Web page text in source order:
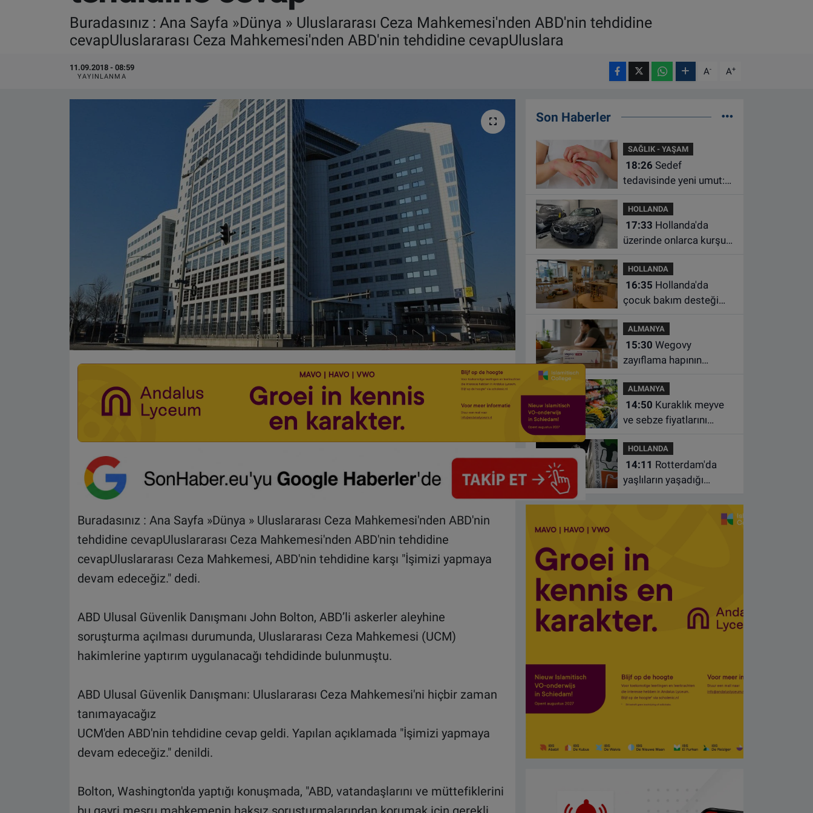
Buradasınız : Ana Sayfa »Dünya » Uluslararası Ceza Mahkemesi'nden ABD'nin tehdidine
cevapUluslararası Ceza Mahkemesi'nden ABD'nin tehdidine cevapUluslara
11.09.2018 - 08:59
YAYINLANMA A- A+
Buradasınız : Ana Sayfa »Dünya » Uluslararası Ceza Mahkemesi'nden ABD'nin
tehdidine cevapUluslararası Ceza Mahkemesi'nden ABD'nin tehdidine
cevapUluslararası Ceza Mahkemesi, ABD'nin tehdidine karşı "İşimizi yapmaya
devam edeceğiz." dedi.
ABD Ulusal Güvenlik Danışmanı John Bolton, ABD’li askerler aleyhine
soruşturma açılması durumunda, Uluslararası Ceza Mahkemesi (UCM)
hakimlerine yaptırım uygulanacağı tehdidinde bulunmuştu.
ABD Ulusal Güvenlik Danışmanı: Uluslararası Ceza Mahkemesi'ni hiçbir zaman
tanımayacağız
UCM'den ABD'nin tehdidine cevap geldi. Yapılan açıklamada "İşimizi yapmaya
devam edeceğiz." denildi.
Bolton, Washington'da yaptığı konuşmada, "ABD, vatandaşlarını ve müttefiklerini
Son Haberler
SAĞLIK - YAŞAM
18:26
tedavisinde yeni umut:
iyileşmediği bulundu
HOLLANDA
17:33
üzerinde onlarca kurşun
euroya satışa çıktı
HOLLANDA
16:35
çocuk bakım desteği
hâlâ ek ödeme yapıyor
ALMANYA
15:30
zayıflama hapının
çıkacağı tarih belli oldu
ALMANYA
14:50
ve sebze fiyatlarını
artırabilir
HOLLANDA
14:11
yaşlıların yaşadığı
VIDEO GALERİ